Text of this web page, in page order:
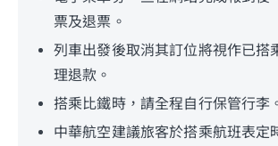
票及退票。
列車出發後取消其訂位將視作已搭
理退款。
搭乘比鐵時，請全程自行保管行李
中華航空建議旅客於搭乘航班表定